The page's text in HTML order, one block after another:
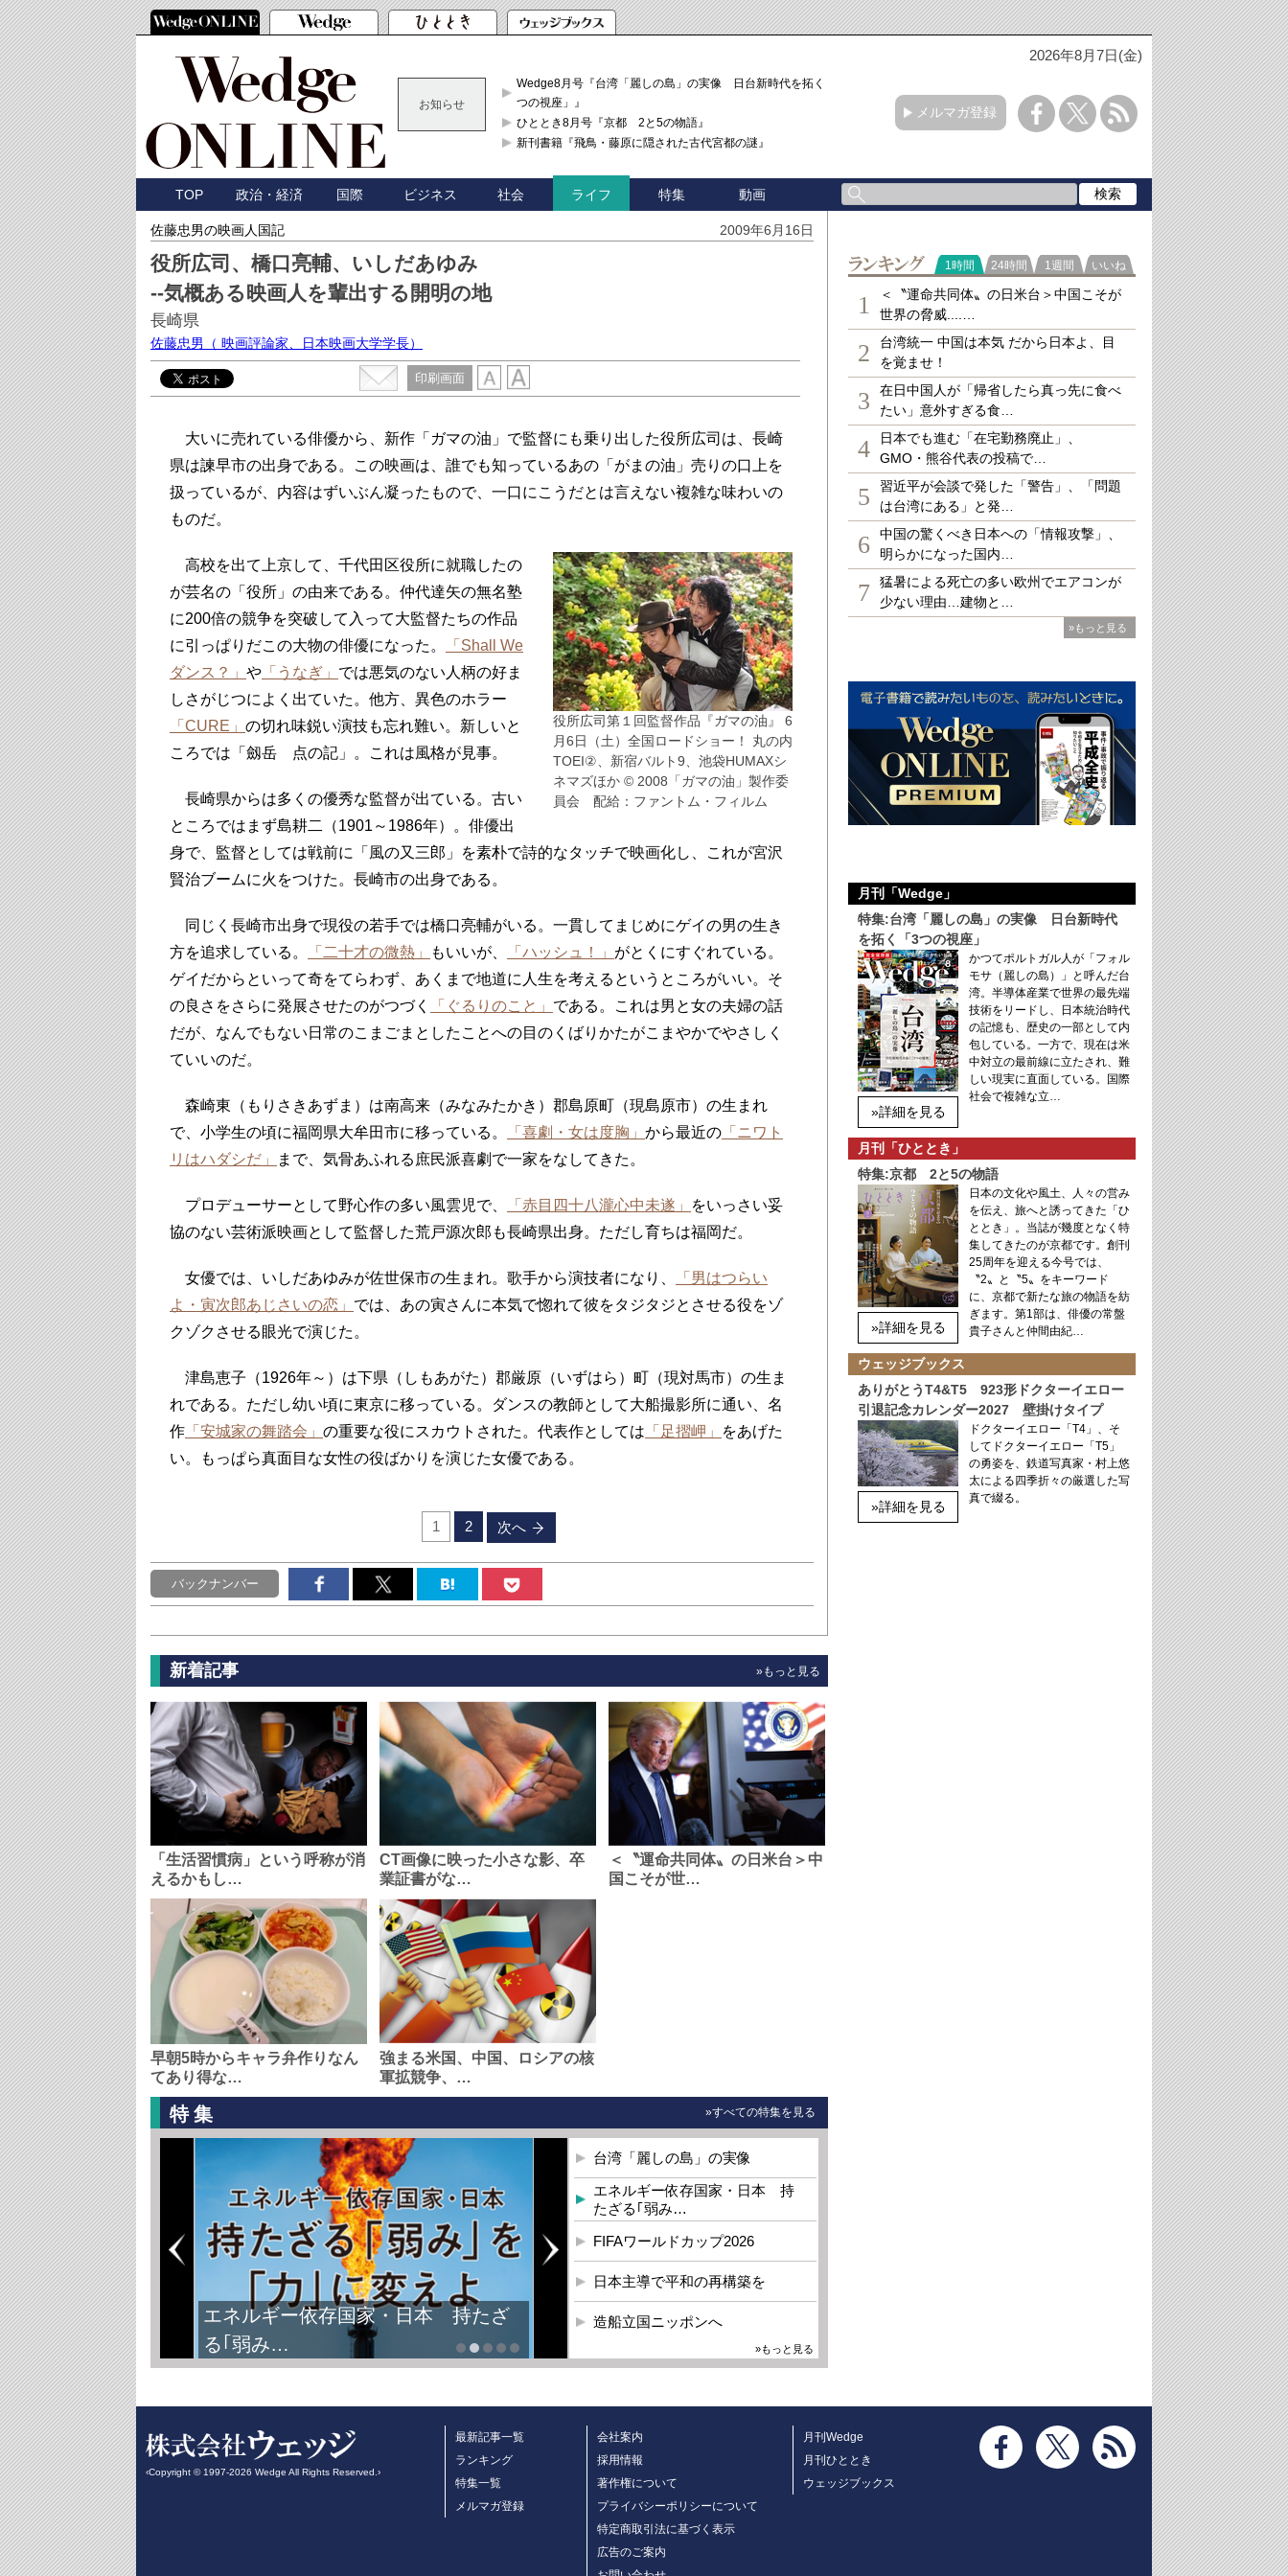
2026年8月7日(金)
お知らせ
Wedge8月号『台湾「麗しの島」の実像 日台新時代を拓く「3
つの視座」』
ひととき8月号『京都 2と5の物語』
新刊書籍『飛鳥・藤原に隠された古代宮都の謎』
メルマガ登録
TOP 政治・経済 国際 ビジネス 社会 ライフ 特集 動画
佐藤忠男の映画人国記 2009年6月16日
役所広司、橋口亮輔、いしだあゆみ
--気概ある映画人を輩出する開明の地
長崎県
佐藤忠男 （ 映画評論家、日本映画大学学長）
印刷画面
大いに売れている俳優から、新作「ガマの油」で監督にも乗り出した役所広司は、長崎
県は諫早市の出身である。この映画は、誰でも知っているあの「がまの油」売りの口上を
扱っているが、内容はずいぶん凝ったもので、一口にこうだとは言えない複雑な味わいの
ものだ。
役所広司第１回監督作品『ガマの油』 6
月6日（土）全国ロードショー！ 丸の内
TOEI②、新宿バルト9、池袋HUMAXシ
ネマズほか © 2008「ガマの油」製作委
員会 配給：ファントム・フィルム
高校を出て上京して、千代田区役所に就職したの
が芸名の「役所」の由来である。仲代達矢の無名塾
に200倍の競争を突破して入って大監督たちの作品
に引っぱりだこの大物の俳優になった。
「Shall We
ダンス？」 や 「うなぎ」 では悪気のない人柄の好ま
しさがじつによく出ていた。他方、異色のホラー
「CURE」 の切れ味鋭い演技も忘れ難い。新しいと
ころでは「劔岳 点の記」。これは風格が見事。
長崎県からは多くの優秀な監督が出ている。古い
ところではまず島耕二（1901～1986年）。俳優出
身で、監督としては戦前に「風の又三郎」を素朴で詩的なタッチで映画化し、これが宮沢
賢治ブームに火をつけた。長崎市の出身である。
同じく長崎市出身で現役の若手では橋口亮輔がいる。一貫してまじめにゲイの男の生き
方を追求している。
「二十才の微熱」 もいいが、 「ハッシュ！」 がとくにすぐれている。
ゲイだからといって奇をてらわず、あくまで地道に人生を考えるというところがいい。そ
の良さをさらに発展させたのがつづく
「ぐるりのこと」 である。これは男と女の夫婦の話
だが、なんでもない日常のこまごまとしたことへの目のくばりかたがこまやかでやさしく
ていいのだ。
森崎東（もりさきあずま）は南高来（みなみたかき）郡島原町（現島原市）の生まれ
で、小学生の頃に福岡県大牟田市に移っている。
「喜劇・女は度胸」 から最近の 「ニワト
リはハダシだ」
まで、気骨あふれる庶民派喜劇で一家をなしてきた。
プロデューサーとして野心作の多い風雲児で、 「赤目四十八瀧心中未遂」
をいっさい妥
協のない芸術派映画として監督した荒戸源次郎も長崎県出身。ただし育ちは福岡だ。
女優では、いしだあゆみが佐世保市の生まれ。歌手から演技者になり、
「男はつらい
よ・寅次郎あじさいの恋」 では、あの寅さんに本気で惚れて彼をタジタジとさせる役をゾ
クゾクさせる眼光で演じた。
津島恵子（1926年～）は下県（しもあがた）郡厳原（いずはら）町（現対馬市）の生ま
れである。ただし幼い頃に東京に移っている。ダンスの教師として大船撮影所に通い、名
作 「安城家の舞踏会」 の重要な役にスカウトされた。代表作としては 「足摺岬」
をあげた
い。もっぱら真面目な女性の役ばかりを演じた女優である。
1 2 次へ
バックナンバー
新着記事 »もっと見る
「生活習慣病」という呼称が消
えるかもし…
CT画像に映った小さな影、卒
業証書がな…
＜〝運命共同体〟の日米台＞中
国こそが世…
早朝5時からキャラ弁作りなん
てあり得な…
強まる米国、中国、ロシアの核
軍拡競争、…
特集 »すべての特集を見る
エネルギー依存国家・日本 持たざ
る｢弱み…
台湾「麗しの島」の実像
エネルギー依存国家・日本 持
たざる｢弱み…
FIFAワールドカップ2026
日本主導で平和の再構築を
造船立国ニッポンへ
»もっと見る
ランキング
1時間 24時間 1週間 いいね
1
＜〝運命共同体〟の日米台＞中国こそが
世界の脅威....…
2
台湾統一 中国は本気 だから日本よ、目
を覚ませ！
3
在日中国人が「帰省したら真っ先に食べ
たい」意外すぎる食…
4
日本でも進む「在宅勤務廃止」、
GMO・熊谷代表の投稿で…
5
習近平が会談で発した「警告」、「問題
は台湾にある」と発…
6
中国の驚くべき日本への「情報攻撃」、
明らかになった国内…
7
猛暑による死亡の多い欧州でエアコンが
少ない理由…建物と…
»もっと見る
月刊「Wedge」
特集:台湾「麗しの島」の実像 日台新時代
を拓く「3つの視座」
»詳細を見る
かつてポルトガル人が「フォル
モサ（麗しの島）」と呼んだ台
湾。半導体産業で世界の最先端
技術をリードし、日本統治時代
の記憶も、歴史の一部として内
包している。一方で、現在は米
中対立の最前線に立たされ、難
しい現実に直面している。国際
社会で複雑な立…
月刊「ひととき」
特集:京都 2と5の物語
»詳細を見る
日本の文化や風土、人々の営み
を伝え、旅へと誘ってきた「ひ
ととき」。当誌が幾度となく特
集してきたのが京都です。創刊
25周年を迎える今号では、
〝2〟と〝5〟をキーワード
に、京都で新たな旅の物語を紡
ぎます。第1部は、俳優の常盤
貴子さんと仲間由紀…
ウェッジブックス
ありがとうT4&T5 923形ドクターイエロー
引退記念カレンダー2027 壁掛けタイプ
»詳細を見る
ドクターイエロー「T4」、そ
してドクターイエロー「T5」
の勇姿を、鉄道写真家・村上悠
太による四季折々の厳選した写
真で綴る。
‹Copyright © 1997-2026 Wedge All Rights Reserved.›
最新記事一覧
ランキング
特集一覧
メルマガ登録
会社案内
採用情報
著作権について
プライバシーポリシーについて
特定商取引法に基づく表示
広告のご案内
月刊Wedge
月刊ひととき
ウェッジブックス